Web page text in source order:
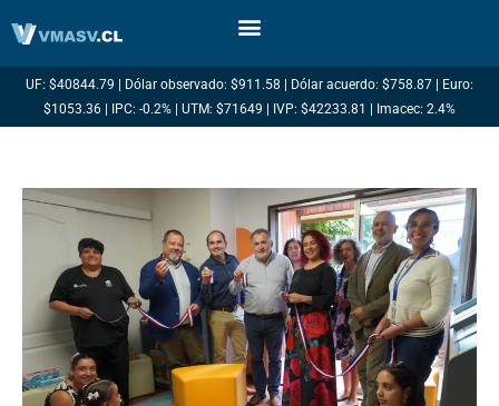
UF: $40844.79 | Dólar observado: $911.58 | Dólar acuerdo: $758.87 | Euro:
$1053.36 | IPC: -0.2% | UTM: $71649 | IVP: $42233.81 | Imacec: 2.4%